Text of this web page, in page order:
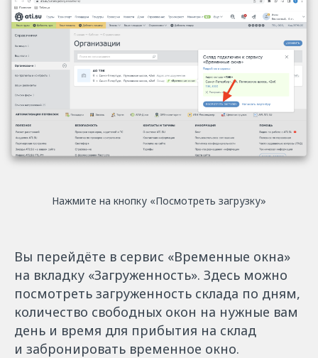
Нажмите на кнопку «Посмотреть загрузку»
Вы перейдёте в сервис «Временные окна»
на вкладку «Загруженность». Здесь можно
посмотреть загруженность склада по дням,
количество свободных окон на нужные вам
день и время для прибытия на склад
и забронировать временное окно.